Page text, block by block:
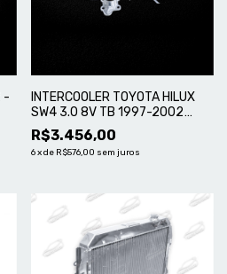
-
INTERCOOLER TOYOTA HILUX
SW4 3.0 8V TB 1997-2002
DIESEL, COM SUPORTE MOTOR
1KZT - SIGNATURE
R$3.456,00
6xde R$576,00 sem juros